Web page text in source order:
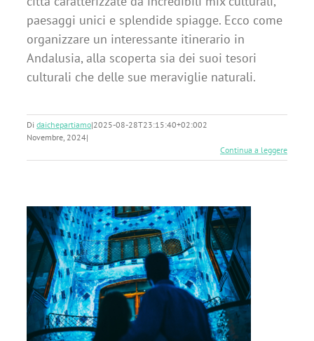
paesaggi unici e splendide spiagge. Ecco come
organizzare un interessante itinerario in
Andalusia, alla scoperta sia dei suoi tesori
culturali che delle sue meraviglie naturali.
Di daichepartiamo|2025-08-28T23:15:40+02:002
Novembre, 2024|
Continua a leggere